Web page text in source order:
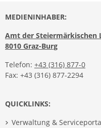
MEDIENINHABER:
Amt der Steiermärkischen
8010 Graz-Burg
Telefon: +43 (316) 877-0
Fax: +43 (316) 877-2294
QUICKLINKS:
Verwaltung &